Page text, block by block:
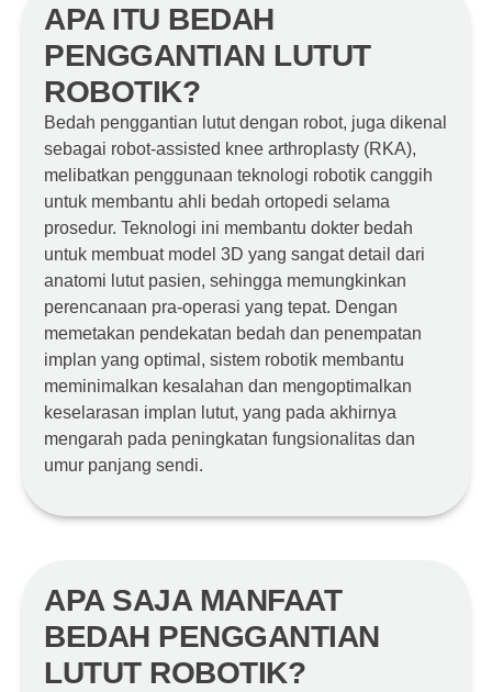
APA ITU BEDAH
PENGGANTIAN LUTUT
ROBOTIK?
Bedah penggantian lutut dengan robot, juga dikenal
sebagai robot-assisted knee arthroplasty (RKA),
melibatkan penggunaan teknologi robotik canggih
untuk membantu ahli bedah ortopedi selama
prosedur. Teknologi ini membantu dokter bedah
untuk membuat model 3D yang sangat detail dari
anatomi lutut pasien, sehingga memungkinkan
perencanaan pra-operasi yang tepat. Dengan
memetakan pendekatan bedah dan penempatan
implan yang optimal, sistem robotik membantu
meminimalkan kesalahan dan mengoptimalkan
keselarasan implan lutut, yang pada akhirnya
mengarah pada peningkatan fungsionalitas dan
umur panjang sendi.
APA SAJA MANFAAT
BEDAH PENGGANTIAN
LUTUT ROBOTIK?